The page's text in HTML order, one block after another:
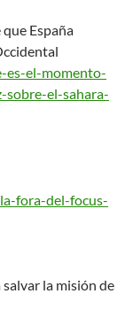
España
es-el-momento-
sobre-el-sahara-
fora-del-focus-
la misión de